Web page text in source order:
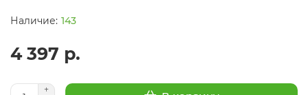
143
4 397 р.